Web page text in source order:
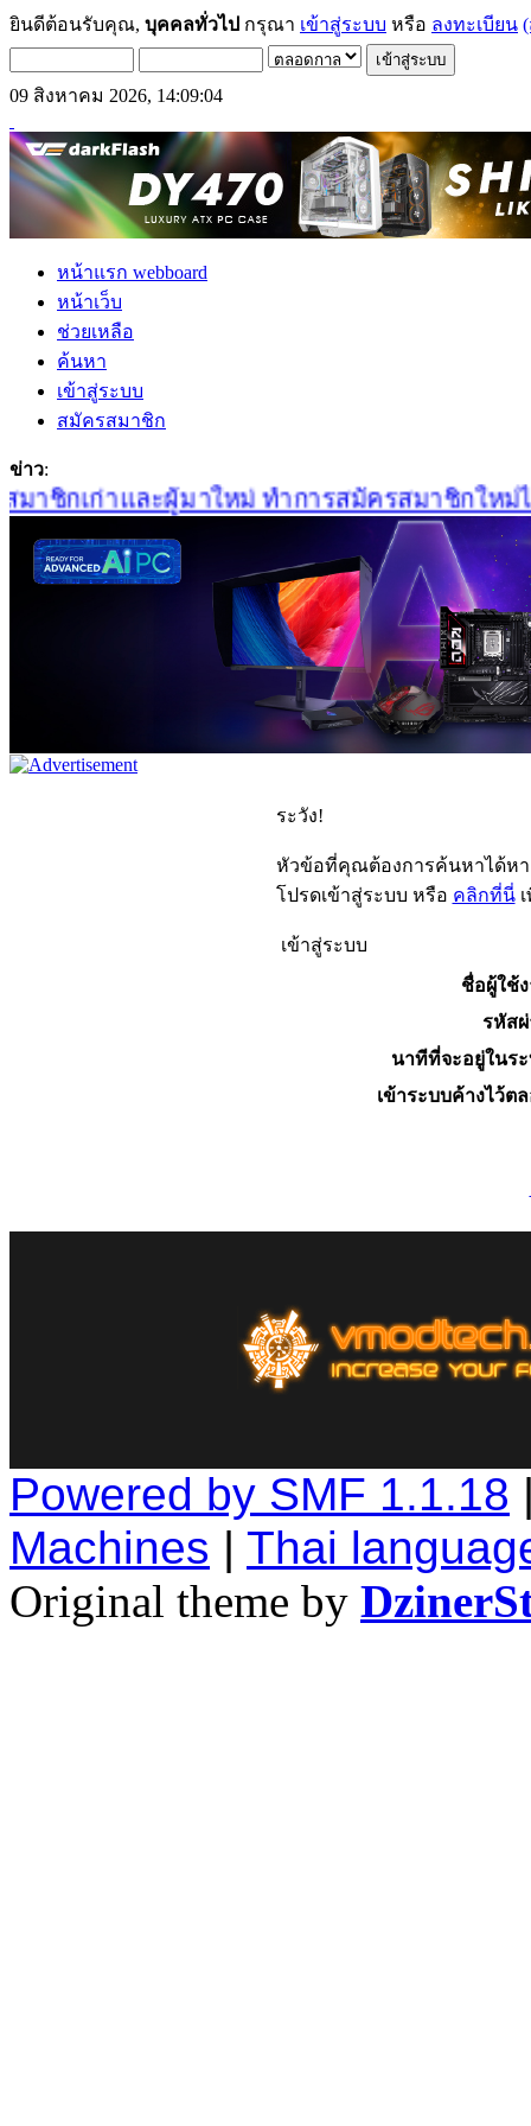
ยินดีต้อนรับคุณ, บุคคลทั่วไป กรุณา เข้าสู่ระบบ หรือ ลงทะเบียน
09 สิงหาคม 2026, 14:09:04
หน้าแรก webboard
หน้าเว็บ
ช่วยเหลือ
ค้นหา
เข้าสู่ระบบ
สมัครสมาชิก
ข่าว:
ชิกเก่าและผู้มาใหม่ ทำการสมัครสมาชิกใหม่ได้
ระวัง!
หัวข้อที่คุณต้องการค้นหาได้ห
โปรดเข้าสู่ระบบ หรือ คลิกที่นี่เ
เข้าสู่ระบบ
ชื่อผู้ใช้
รหัส
นาทีที่จะอยู่ในร
เข้าระบบค้างไว้ต
Powered by SMF 1.1.18
Machines | Thai
Original theme by